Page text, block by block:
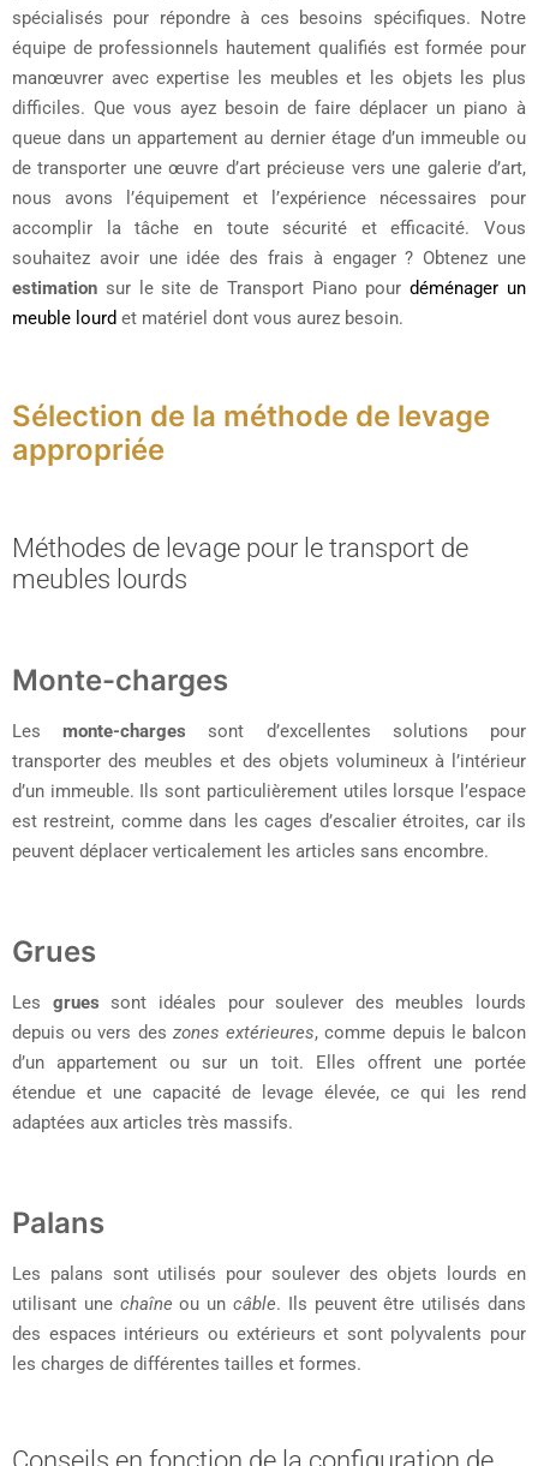
spécialisés pour répondre à ces besoins spécifiques. Notre
équipe de professionnels hautement qualifiés est formée pour
manœuvrer avec expertise les meubles et les objets les plus
difficiles. Que vous ayez besoin de faire déplacer un piano à
queue dans un appartement au dernier étage d’un immeuble ou
de transporter une œuvre d’art précieuse vers une galerie d’art,
nous avons l’équipement et l’expérience nécessaires pour
accomplir la tâche en toute sécurité et efficacité. Vous
souhaitez avoir une idée des frais à engager ? Obtenez une
estimation sur le site de Transport Piano pourdéménager un
meuble lourd et matériel dont vous aurez besoin.
Sélection de la méthode de levage
appropriée
Méthodes de levage pour le transport de
meubles lourds
Monte-charges
Les monte-charges sont d’excellentes solutions pour
transporter des meubles et des objets volumineux à l’intérieur
d’un immeuble. Ils sont particulièrement utiles lorsque l’espace
est restreint, comme dans les cages d’escalier étroites, car ils
peuvent déplacer verticalement les articles sans encombre.
Grues
Les gruessont idéales pour soulever des meubles lourds
depuis ou vers des zones extérieures, comme depuis le balcon
d’un appartement ou sur un toit. Elles offrent une portée
étendue et une capacité de levage élevée, ce qui les rend
adaptées aux articles très massifs.
Palans
Les palans sont utilisés pour soulever des objets lourds en
utilisant une chaîneou uncâble. Ils peuvent être utilisés dans
des espaces intérieurs ou extérieurs et sont polyvalents pour
les charges de différentes tailles et formes.